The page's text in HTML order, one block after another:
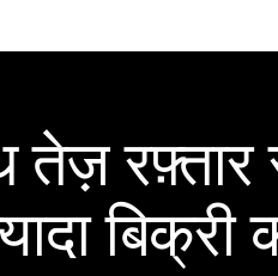
रफ़्तार
बिक्री